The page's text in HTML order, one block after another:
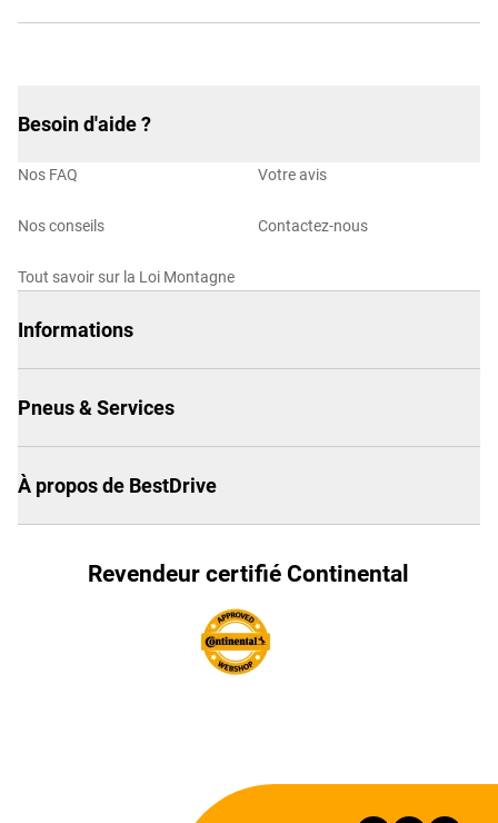
Besoin d'aide ?
Nos FAQ
Nos conseils
Tout savoir sur la Loi Montagne
Votre avis
Contactez-nous
Informations
Pneus & Services
À propos de BestDrive
Revendeur certifié Continental